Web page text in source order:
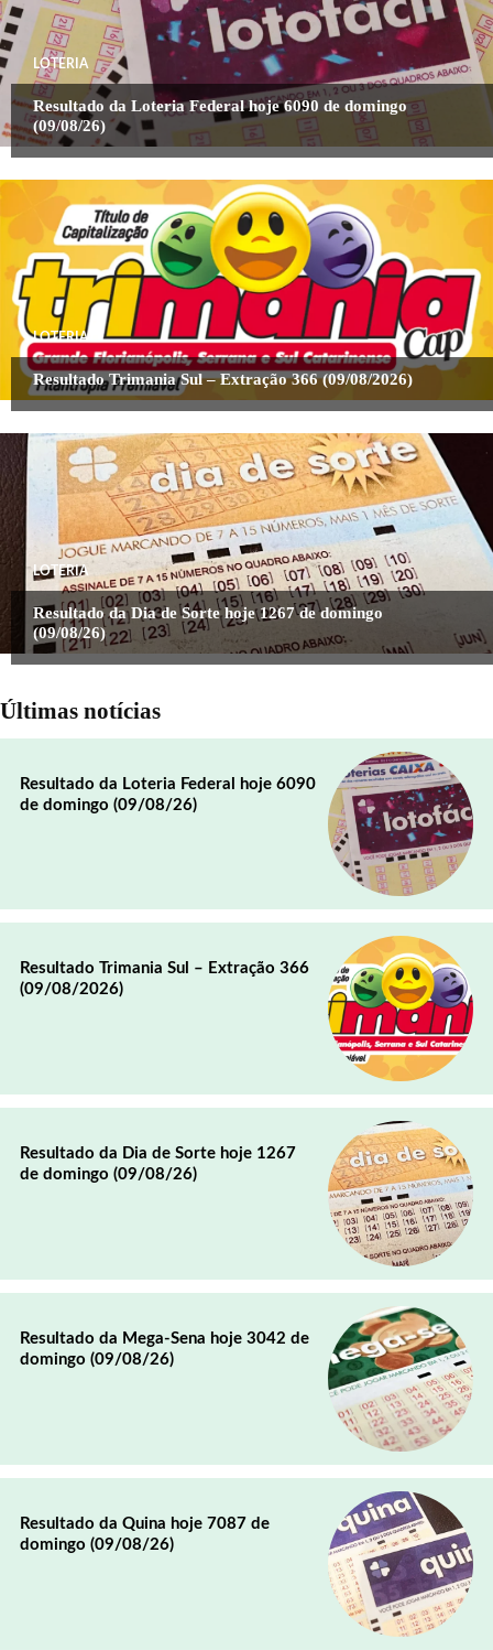
LOTERIA
Resultado da Loteria Federal hoje 6090 de domingo
(09/08/26)
LOTERIA
Resultado Trimania Sul – Extração 366 (09/08/2026)
LOTERIA
Resultado da Dia de Sorte hoje 1267 de domingo
(09/08/26)
Últimas notícias
Resultado da Loteria Federal hoje 6090
de domingo (09/08/26)
Resultado Trimania Sul – Extração 366
(09/08/2026)
Resultado da Dia de Sorte hoje 1267
de domingo (09/08/26)
Resultado da Mega-Sena hoje 3042 de
domingo (09/08/26)
Resultado da Quina hoje 7087 de
domingo (09/08/26)